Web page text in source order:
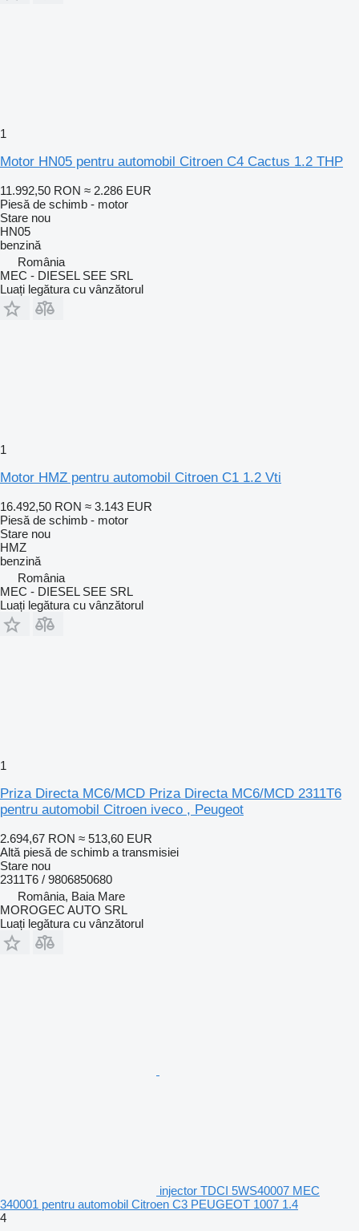
1
Motor HN05 pentru automobil Citroen C4 Cactus 1.2 THP
11.992,50 RON ≈ 2.286 EUR
Piesă de schimb - motor
Stare nou
HN05
benzină
România
MEC - DIESEL SEE SRL
Luați legătura cu vânzătorul
1
Motor HMZ pentru automobil Citroen C1 1.2 Vti
16.492,50 RON ≈ 3.143 EUR
Piesă de schimb - motor
Stare nou
HMZ
benzină
România
MEC - DIESEL SEE SRL
Luați legătura cu vânzătorul
1
Priza Directa MC6/MCD Priza Directa MC6/MCD 2311T6
pentru automobil Citroen iveco , Peugeot
2.694,67 RON ≈ 513,60 EUR
Altă piesă de schimb a transmisiei
Stare nou
2311T6 / 9806850680
România, Baia Mare
MOROGEC AUTO SRL
Luați legătura cu vânzătorul
injector TDCI 5WS40007 MEC
340001 pentru automobil Citroen C3 PEUGEOT 1007 1.4
4